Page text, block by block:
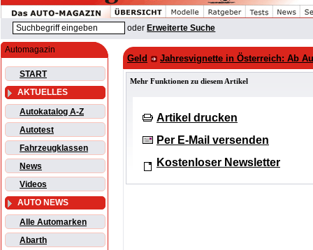
oder Erweiterte Suche
Automagazin
START
AKTUELLES
Autokatalog A-Z
Autotest
Fahrzeugklassen
News
Videos
AUTO NEWS
Alle Automarken
Abarth
Geld Jahresvignette in Österreich: Ab
Mehr Funktionen zu diesem Artikel
Artikel drucken
Per E-Mail versenden
Kostenloser Newsletter